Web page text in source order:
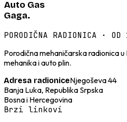
Auto Gas
Gaga.
PORODIČNA RADIONICA ·
Porodična mehaničarska radionica
mehanika i auto plin.
Adresa radioniceNjegoševa 44
Banja Luka, Republika Srpska
Bosna i Hercegovina
Brzi linkovi